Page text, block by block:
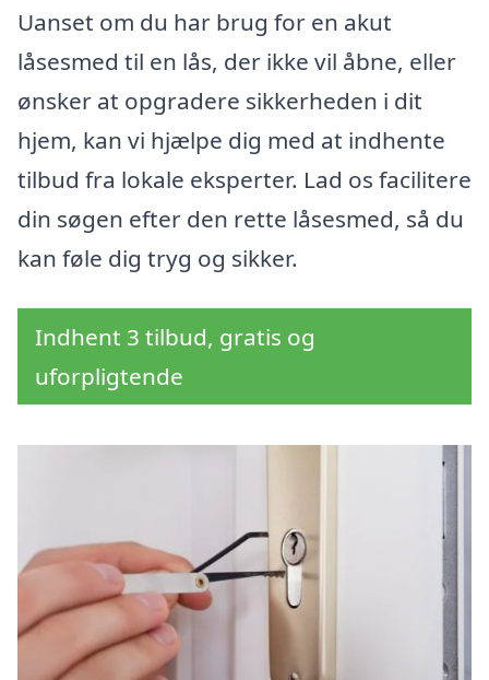
Uanset om du har brug for en akut
låsesmed til en lås, der ikke vil åbne, eller
ønsker at opgradere sikkerheden i dit
hjem, kan vi hjælpe dig med at indhente
tilbud fra lokale eksperter. Lad os facilitere
din søgen efter den rette låsesmed, så du
kan føle dig tryg og sikker.
Indhent 3 tilbud, gratis og
uforpligtende